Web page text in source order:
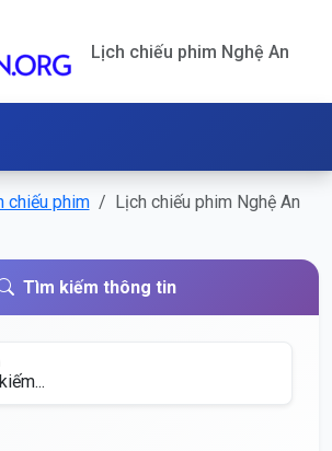
Lịch chiếu phim Nghệ An
chiếu phim Lịch chiếu phim Nghệ An
Tìm kiếm thông tin